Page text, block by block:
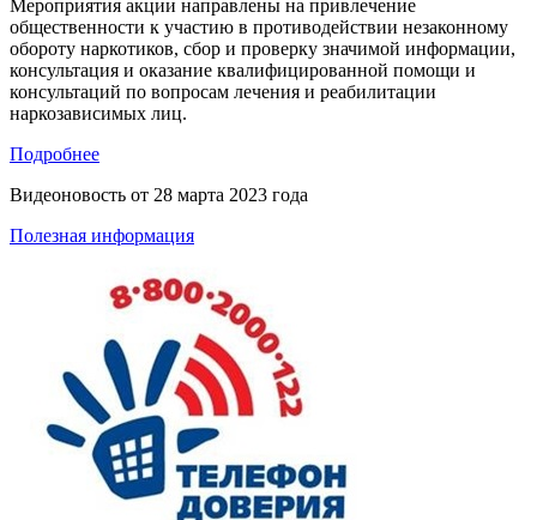
Мероприятия акции направлены на привлечение
общественности к участию в противодействии незаконному
обороту наркотиков, сбор и проверку значимой информации,
консультация и оказание квалифицированной помощи и
консультаций по вопросам лечения и реабилитации
наркозависимых лиц.
Подробнее
Видеоновость от 28 марта 2023 года
Полезная информация